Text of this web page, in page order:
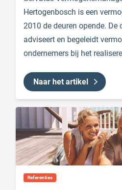
Hertogenbosch is een
2010 de deuren opende. De
adviseert en begeleidt
ondernemers bij het
Naar het artikel
Referenties